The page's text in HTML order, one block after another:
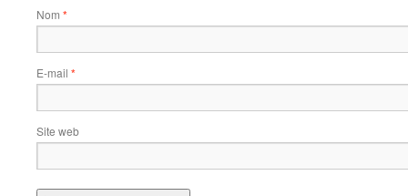
Nom *
E-mail *
Site web